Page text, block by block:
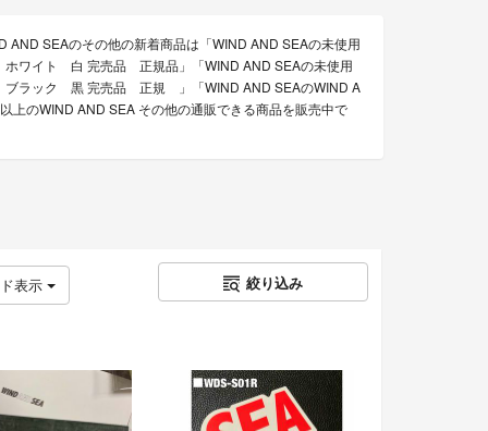
SEAのその他の新着商品は「WIND AND SEAの未使用
ワイト 白 完売品 正規品」「WIND AND SEAの未使用
ラック 黒 完売品 正規 」「WIND AND SEAのWIND A
上のWIND AND SEA その他の通販できる商品を販売中で
表示 絞り込み